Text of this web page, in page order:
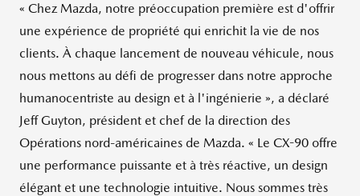
« Chez Mazda, notre préoccupation première est d'offrir
une expérience de propriété qui enrichit la vie de nos
clients. À chaque lancement de nouveau véhicule, nous
nous mettons au défi de progresser dans notre approche
humanocentriste au design et à l'ingénierie », a déclaré
Jeff Guyton, président et chef de la direction des
Opérations nord-américaines de Mazda. « Le CX-90 offre
une performance puissante et à très réactive, un design
élégant et une technologie intuitive. Nous sommes très